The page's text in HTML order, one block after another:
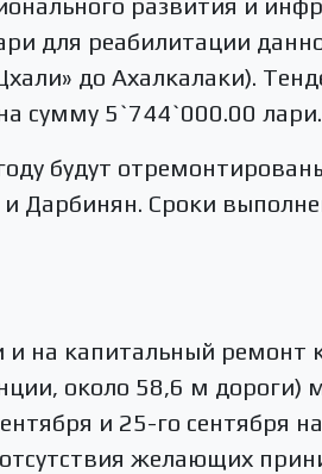
развития и
для реабилитации
до Ахалкалаки).
сумму 5`744`000.00 лари.
будут
Дарбинян. Сроки
на капитальный ремонт
около 58,6 м дороги)
и 25-го сентября
желающих